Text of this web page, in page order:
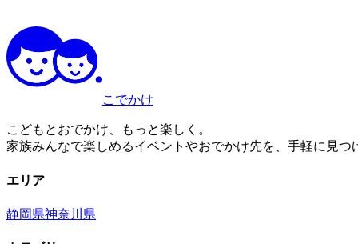
こでかけ
こどもとおでかけ、もっと楽しく。
家族みんなで楽しめるイベントやおでかけ先を、手軽に見つ
エリア
静岡県神奈川県